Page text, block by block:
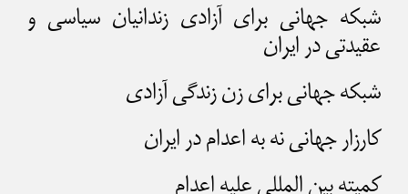
شبکه جهانی برای آزادی زندانیان سیاسی و
عقیدتی در ایران
شبکه جهانی برای زن زندگی آزادی
کارزار جهانی نه به اعدام در ایران
کمیته بین المللی علیه اعدام